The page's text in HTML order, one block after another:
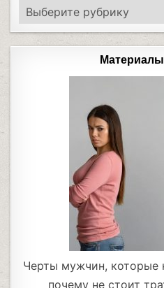
Черты мужчин, которые
почему не стоит